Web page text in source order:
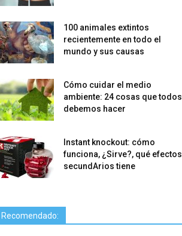
100 animales extintos
recientemente en todo el
mundo y sus causas
Cómo cuidar el medio
ambiente: 24 cosas que todos
debemos hacer
Instant knockout: cómo
funciona, ¿Sirve?, qué efectos
secundArios tiene
Recomendado: